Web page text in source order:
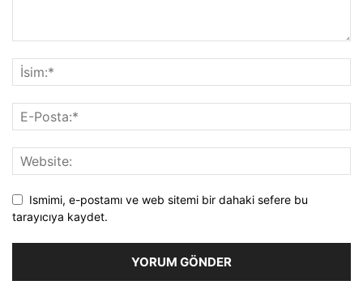
Ismimi, e-postamı ve web sitemi bir dahaki sefere bu
tarayıcıya kaydet.